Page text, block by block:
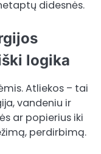
didesnės.
logika
Atliekos – tai
vandeniu ir
ar popierius iki
perdirbimą.